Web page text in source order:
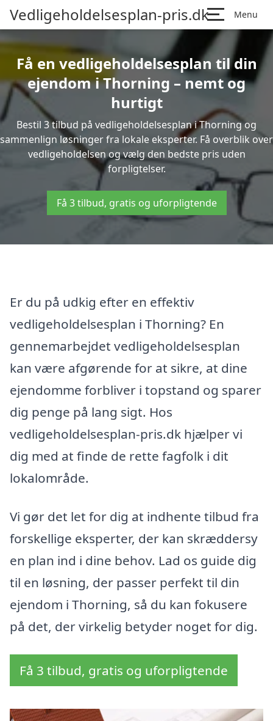
Vedligeholdelsesplan-pris.dk Menu
Få en vedligeholdelsesplan til din
ejendom i Thorning – nemt og
hurtigt
Bestil 3 tilbud på vedligeholdelsesplan i Thorning og
sammenlign løsninger fra lokale eksperter. Få overblik over
vedligeholdelsen og vælg den bedste pris uden
forpligtelser.
Få 3 tilbud, gratis og uforpligtende
Er du på udkig efter en effektiv
vedligeholdelsesplan i Thorning? En
gennemarbejdet vedligeholdelsesplan
kan være afgørende for at sikre, at dine
ejendomme forbliver i topstand og sparer
dig penge på lang sigt. Hos
vedligeholdelsesplan-pris.dk hjælper vi
dig med at finde de rette fagfolk i dit
lokalområde.
Vi gør det let for dig at indhente tilbud fra
forskellige eksperter, der kan skræddersy
en plan ind i dine behov. Lad os guide dig
til en løsning, der passer perfekt til din
ejendom i Thorning, så du kan fokusere
på det, der virkelig betyder noget for dig.
Få 3 tilbud, gratis og uforpligtende